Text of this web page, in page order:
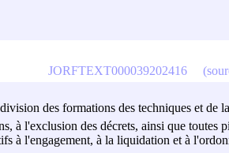
des formations des techniques et de
à l'exclusion des décrets, ainsi que toutes
à l'engagement, à la liquidation et à
JORFTEXT000039202416